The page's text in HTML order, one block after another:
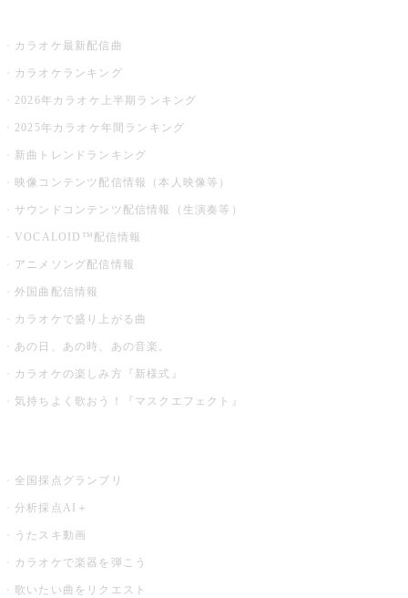
カラオケ最新配信曲
カラオケランキング
2026年カラオケ上半期ランキング
2025年カラオケ年間ランキング
新曲トレンドランキング
映像コンテンツ配信情報（本人映像等）
サウンドコンテンツ配信情報（生演奏等）
VOCALOID™配信情報
アニメソング配信情報
外国曲配信情報
カラオケで盛り上がる曲
あの日、あの時、あの音楽。
カラオケの楽しみ方『新様式』
気持ちよく歌おう！『マスクエフェクト』
全国採点グランプリ
分析採点AI＋
うたスキ動画
カラオケで楽器を弾こう
歌いたい曲をリクエスト